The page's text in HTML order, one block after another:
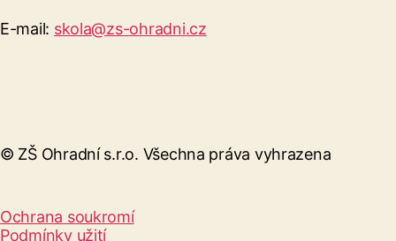
E-mail: skola@zs-ohradni.cz
© ZŠ Ohradní s.r.o. Všechna práva vyhrazena
Ochrana soukromí
Podmínky užití